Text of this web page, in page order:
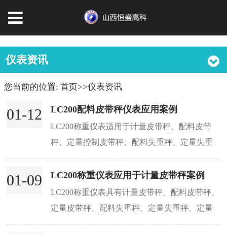
仪表资讯
您当前的位置:首页>>仪表资讯
01-12 LC200配料皮带秤仪表应用案例
LC200称重仪表适用于计量皮带秤、配料皮带
秤、定量控制皮带秤、配料失重秤、定量失重
秤、定量加料秤、配料螺旋秤等。本文恒盛高
科为您介绍LC200配料皮带秤仪表应用案例，包
括连续...
01-09 LC200称重仪表应用于计量皮带秤案例
LC200称重仪表具有计量皮带秤、配料皮带秤、
定量皮带秤、配料失重秤、定量失重秤、定量
加料秤等多种工作模式，可满足用户不同的计